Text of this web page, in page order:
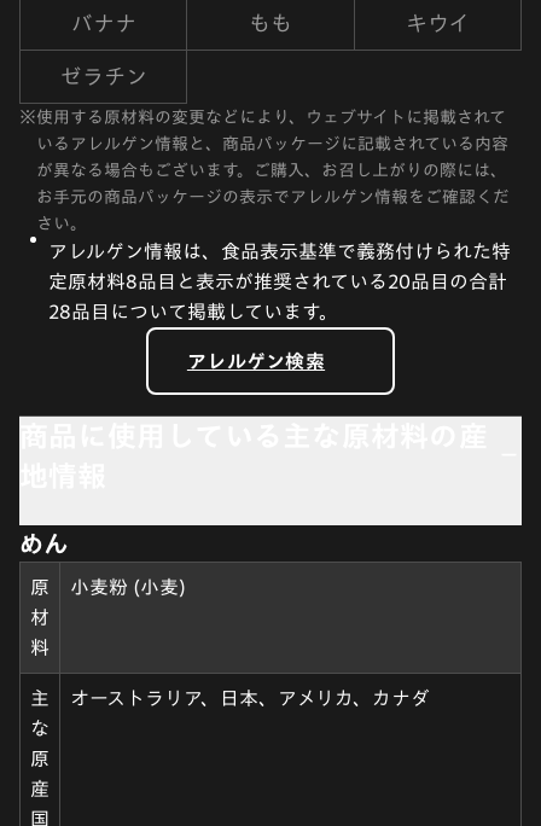
バナナ もも キウイ
ゼラチン
※使用する原材料の変更などにより、ウェブサイトに掲載されて
いるアレルゲン情報と、商品パッケージに記載されている内容
が異なる場合もございます。ご購入、お召し上がりの際には、
お手元の商品パッケージの表示でアレルゲン情報をご確認くだ
さい。
アレルゲン情報は、食品表示基準で義務付けられた特
定原材料8品目と表示が推奨されている20品目の合計
28品目について掲載しています。
アレルゲン検索
めん
原
材
料
小麦粉 (小麦)
主
な
原
産
国
オーストラリア、日本、アメリカ、カナダ